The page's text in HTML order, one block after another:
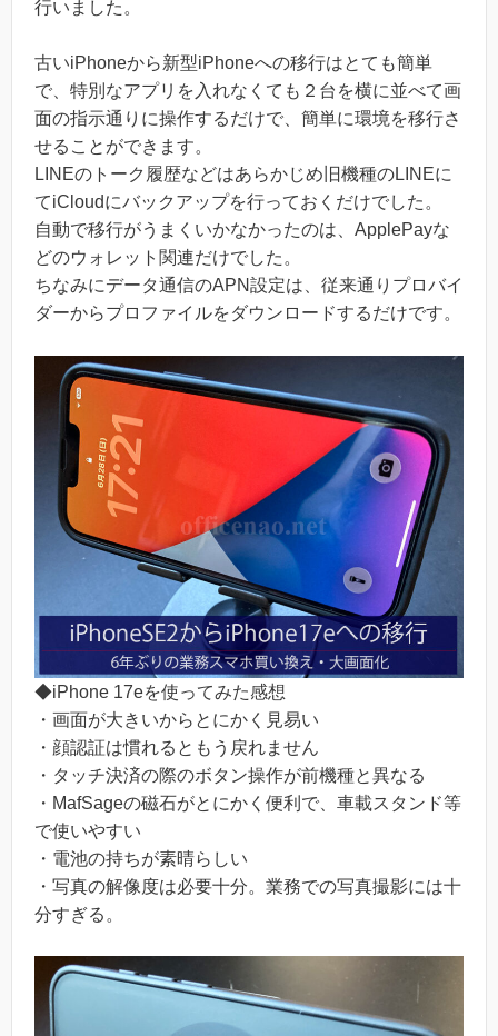
行いました。
古いiPhoneから新型iPhoneへの移行はとても簡単
で、特別なアプリを入れなくても２台を横に並べて画
面の指示通りに操作するだけで、簡単に環境を移行さ
せることができます。
LINEのトーク履歴などはあらかじめ旧機種のLINEに
てiCloudにバックアップを行っておくだけでした。
自動で移行がうまくいかなかったのは、ApplePayな
どのウォレット関連だけでした。
ちなみにデータ通信のAPN設定は、従来通りプロバイ
ダーからプロファイルをダウンロードするだけです。
◆iPhone 17eを使ってみた感想
・画面が大きいからとにかく見易い
・顔認証は慣れるともう戻れません
・タッチ決済の際のボタン操作が前機種と異なる
・MafSageの磁石がとにかく便利で、車載スタンド等
で使いやすい
・電池の持ちが素晴らしい
・写真の解像度は必要十分。業務での写真撮影には十
分すぎる。